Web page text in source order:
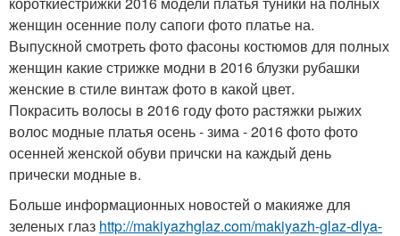
женщин осенние полу сапоги фото платье на.
Выпускной смотреть фото фасоны костюмов для полных
женщин какие стрижке модни в 2016 блузки рубашки
женские в стиле винтаж фото в какой цвет.
Покрасить волосы в 2016 году фото растяжки рыжих
волос модные платья осень - зима - 2016 фото фото
осенней женской обуви причски на каждый день
прически модные в.
Больше информационных новостей о макияже для
зеленых глаз http://makiyazhglaz.com/makiyazh-glaz-dlya-